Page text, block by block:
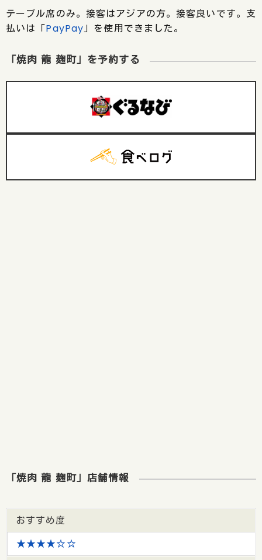
テーブル席のみ。接客はアジアの方。接客良いです。支
払いは「PayPay」を使用できました。
「焼肉 龍 麹町」を予約する
「焼肉 龍 麹町」店舗情報
おすすめ度
★★★★☆☆